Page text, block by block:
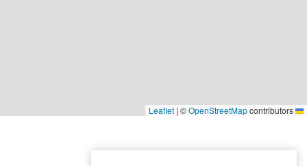
Leaflet
| ©OpenStreetMapcontributors